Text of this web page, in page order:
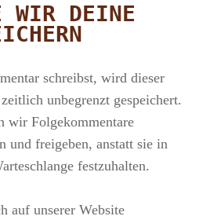
WIR DEINE
schreibst, wird dieser
unbegrenzt gespeichert.
wir Folgekommentare
und freigeben, anstatt sie in
festzuhalten.
auf unserer Website